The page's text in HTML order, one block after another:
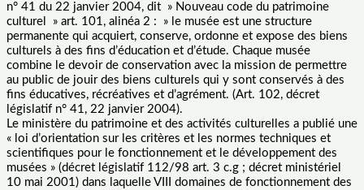
n° 41 du 22 janvier 2004, dit » Nouveau code du patrimoine
culturel » art. 101, alinéa 2 : » le musée est une structure
permanente qui acquiert, conserve, ordonne et expose des biens
culturels à des fins d’éducation et d’étude. Chaque musée
combine le devoir de conservation avec la mission de permettre
au public de jouir des biens culturels qui y sont conservés à des
fins éducatives, récréatives et d’agrément. (Art. 102, décret
législatif n° 41, 22 janvier 2004).
Le ministère du patrimoine et des activités culturelles a publié une
« loi d’orientation sur les critères et les normes techniques et
scientifiques pour le fonctionnement et le développement des
musées » (décret législatif 112/98 art. 3 c.g ; décret ministériel
10 mai 2001) dans laquelle VIII domaines de fonctionnement des